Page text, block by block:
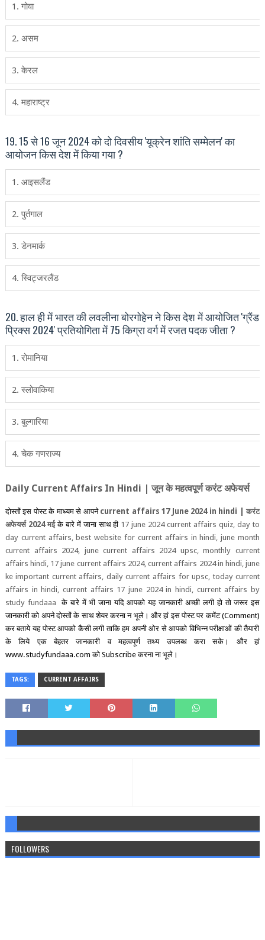
1. गोवा
2. असम
3. केरल
4. महाराष्‍ट्र
19. 15 से 16 जून 2024 को दो दिवसीय 'यूक्रेन शांति सम्मेलन' का
आयोजन किस देश में किया गया ?
1. आइसलैंड
2. पुर्तगाल
3. डेनमार्क
4. स्विट्जरलैंड
20. हाल ही में भारत की लवलीना बोरगोहेन ने किस देश में आयोजित 'ग्रैंड
प्रिक्‍स 2024' प्रतियोगिता में 75 किग्रा वर्ग में रजत पदक जीता ?
1. रोमानिया
2. स्‍लोवाकिया
3. बुल्‍गारिया
4. चेक गणराज्‍य
Daily Current Affairs In Hindi |जून के महत्‍वपूर्ण करंट अफेयर्स
दोस्‍तों इस पोस्‍ट के माध्‍यम से आपने current affairs 17 June 2024 in hindi |करंट
अफेयर्स 2024 मईके बारे में जाना साथ ही 17 june 2024 current affairs quiz, day to
day current affairs, best website for current affairs in hindi, june month
current affairs 2024, june current affairs 2024 upsc, monthly current
affairs hindi, 17 june current affairs 2024, current affairs 2024 in hindi, june
ke important current affairs, daily current affairs for upsc, today current
affairs in hindi, current affairs 17 june 2024 in hindi, current affairs by
study fundaaa
के बारे में भी जाना यदि आपको यह जानकारी अच्‍छी लगी हो तो जरूर इस
जानकारी को अपने दोस्‍तों के साथ शेयर करना न भूले। और हां इस पोस्‍ट पर कमेंट(Comment)
कर बताये यह पोस्‍ट आपको कैसी लगी ताकि हम अपनी ओर से आपको विभिन्‍न परीक्षाओं की तैयारी
के लिये एक बेहतर जानकारी व महत्‍वपूर्ण तथ्‍य उपलब्‍ध करा सके।
और हां
www.studyfundaaa.comको Subscribeकरना ना भूले।
TAGS: CURRENT AFFAIRS
FOLLOWERS